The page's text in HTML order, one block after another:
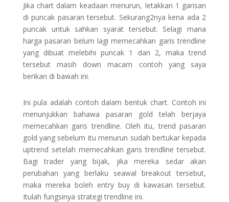
Jika chart dalam keadaan menurun, letakkan 1 garisan
di puncak pasaran tersebut. Sekurang2nya kena ada 2
puncak untuk sahkan syarat tersebut. Selagi mana
harga pasaran belum lagi memecahkan garis trendline
yang dibuat melebihi puncak 1 dan 2, maka trend
tersebut masih down macam contoh yang saya
berikan di bawah ini.
Ini pula adalah contoh dalam bentuk chart. Contoh ini
menunjukkan bahawa pasaran gold telah berjaya
memecahkan garis trendline. Oleh itu, trend pasaran
gold yang sebelum itu menurun sudah bertukar kepada
uptrend setelah memecahkan garis trendline tersebut.
Bagi trader yang bijak, jika mereka sedar akan
perubahan yang berlaku seawal breakout tersebut,
maka mereka boleh entry buy di kawasan tersebut.
Itulah fungsinya strategi trendline ini.